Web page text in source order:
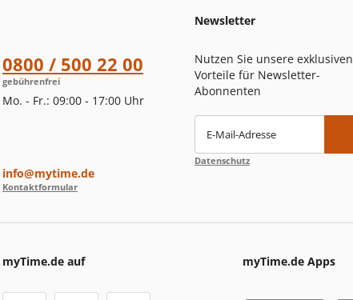
0800 / 500 22 00
gebührenfrei
Mo. - Fr.: 09:00 - 17:00 Uhr
info@mytime.de
Kontaktformular
Newsletter
Nutzen Sie unsere exklusiven
Vorteile für Newsletter-
Abonnenten
E-Mail-Adresse
Datenschutz
myTime.de auf myTime.de Apps